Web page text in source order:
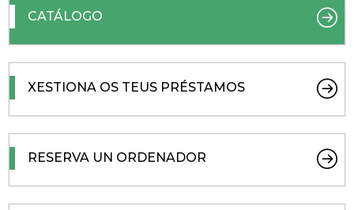
CATÁLOGO
XESTIONA OS TEUS PRÉSTAMOS
RESERVA UN ORDENADOR